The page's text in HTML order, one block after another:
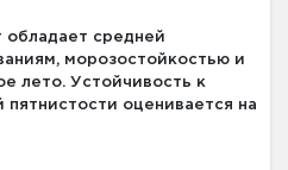
обладает средней
морозостойкостью и
лето. Устойчивость к
оценивается на